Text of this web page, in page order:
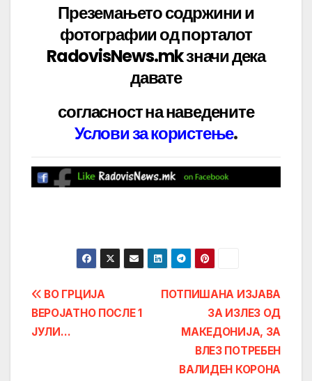
Преземањето содржини и
фотографии од порталот
RadovisNews.mk значи дека
давате
согласност на наведените
Услови за користење.
Post
navigation
ПОТПИШАНА ИЗЈАВА
ЗА ИЗЛЕЗ ОД
МАКЕДОНИЈА, ЗА
ВЛЕЗ ПОТРЕБЕН
ВАЛИДЕН КОРОНА
ВО ГРЦИЈА
ВЕРОЈАТНО ПОСЛЕ 1
ЈУЛИ…